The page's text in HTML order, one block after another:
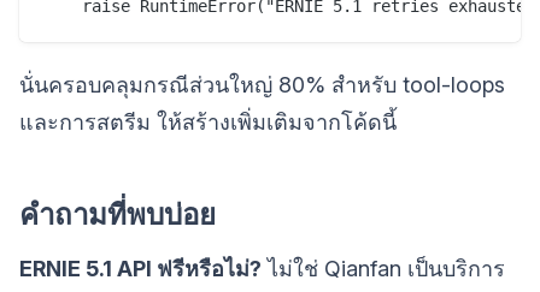
นั่นครอบคลุมกรณีส่วนใหญ่ 80% สำหรับ tool-loops
และการสตรีม ให้สร้างเพิ่มเติมจากโค้ดนี้
คำถามที่พบบ่อย
ERNIE 5.1 API ฟรีหรือไม่? ไม่ใช่ Qianfan เป็นบริการ